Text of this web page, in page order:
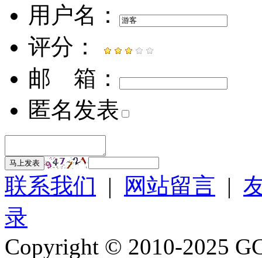
用户名：
评分：
邮 箱：
匿名发表
马上发表
联系我们 | 网站留言 |
录
Copyright © 2010-2025